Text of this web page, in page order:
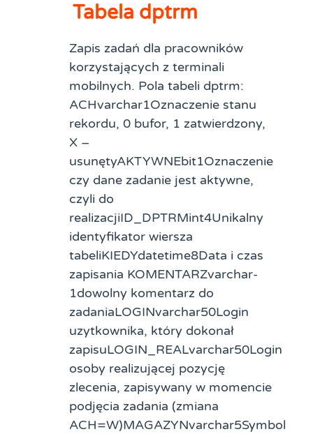
Tabela dptrm
Zapis zadań dla pracowników
korzystających z terminali
mobilnych. Pola tabeli dptrm:
ACHvarchar1Oznaczenie stanu
rekordu, 0 bufor, 1 zatwierdzony,
X –
usunętyAKTYWNEbit1Oznaczenie
czy dane zadanie jest aktywne,
czyli do
realizacjiID_DPTRMint4Unikalny
identyfikator wiersza
tabeliKIEDYdatetime8Data i czas
zapisania KOMENTARZvarchar-
1dowolny komentarz do
zadaniaLOGINvarchar50Login
uzytkownika, który dokonał
zapisuLOGIN_REALvarchar50Login
osoby realizującej pozycję
zlecenia, zapisywany w momencie
podjęcia zadania (zmiana
ACH=W)MAGAZYNvarchar5Symbol